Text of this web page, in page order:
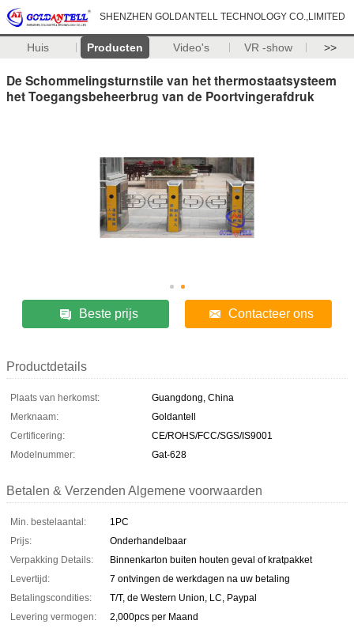
SHENZHEN GOLDANTELL TECHNOLOGY CO.,LIMITED
Huis Producten Video's VR -show >>
De Schommelingsturnstile van het thermostaatsysteem
het Toegangsbeheerbrug van de Poortvingerafdruk
Beste prijs Contacteer ons
Productdetails
Plaats van herkomst:
Guangdong, China
Merknaam:
Goldantell
Certificering:
CE/ROHS/FCC/SGS/IS9001
Modelnummer:
Gat-628
Betalen & Verzenden Algemene voorwaarden
Min. bestelaantal:
1PC
Prijs:
Onderhandelbaar
Verpakking Details:
Binnenkarton buiten houten geval of kratpakket
Levertijd:
7 ontvingen de werkdagen na uw betaling
Betalingscondities:
T/T, de Western Union, LC, Paypal
Levering vermogen:
2,000pcs per Maand